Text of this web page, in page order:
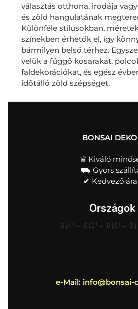
választás otthona, irodája
és zöld hangulatának
Különféle stílusokban,
színekben érhetők el, így
bármilyen belső térhez.
velük a függő kosarakat,
faldekorációkat, és egész
időtálló zöld szépséget.
BONSAI
♛ Kiváló
⛟ Gyors
✔︎ Kedvező
Országok
🇸🇰 – 🇨🇿 – 🇩🇪 –
e-Mail: info@bonsai-